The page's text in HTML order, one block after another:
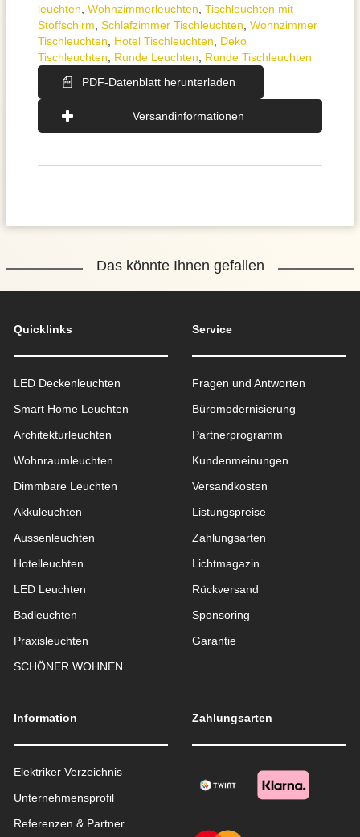
leuchten Wohnzimmer­leuchten Tischleuchten mit
Stoffschirm Schlafzimmer Tischleuchten Wohnzimmer
Tischleuchten
Hotel Tischleuchten
Deko
Tischleuchten
Runde Leuchten
Runde Tischleuchten
PDF-Datenblatt herunterladen
Versandinformationen
Das könnte Ihnen gefallen
Quicklinks
LED Deckenleuchten
Smart Home Leuchten
Architekturleuchten
Wohnraum­leuchten
Dimmbare Leuchten
Akkuleuchten
Aussen­leuchten
Hotelleuchten
LED Leuchten
Badleuchten
Praxisleuchten
SCHÖNER WOHNEN
Service
Fragen und Antworten
Büromodernisierung
Partnerprogramm
Kundenmeinungen
Versandkosten
Listungspreise
Zahlungsarten
Lichtmagazin
Rückversand
Sponsoring
Garantie
Information
Elektriker Verzeichnis
Unternehmensprofil
Referenzen & Partner
Zahlungsarten